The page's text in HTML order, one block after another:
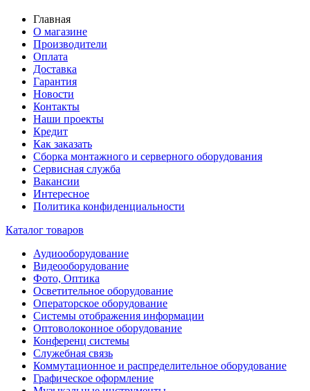
Главная
О магазине
Производители
Оплата
Доставка
Гарантия
Новости
Контакты
Наши проекты
Кредит
Как заказать
Сборка монтажного и серверного оборудования
Сервисная служба
Вакансии
Интересное
Политика конфиденциальности
Каталог товаров
Аудиооборудование
Видеооборудование
Фото, Оптика
Осветительное оборудование
Операторское оборудование
Системы отображения информации
Оптоволоконное оборудование
Конференц системы
Служебная связь
Коммутационное и распределительное оборудование
Графическое оформление